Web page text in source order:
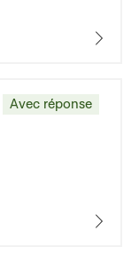
Avec réponse